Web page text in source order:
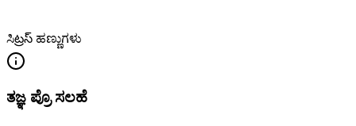
ಸಿట్రస్ ಹಣ್ಣುಗಳು
ತಜ್ಞ ಪ್ರೊ ಸಲಹೆ